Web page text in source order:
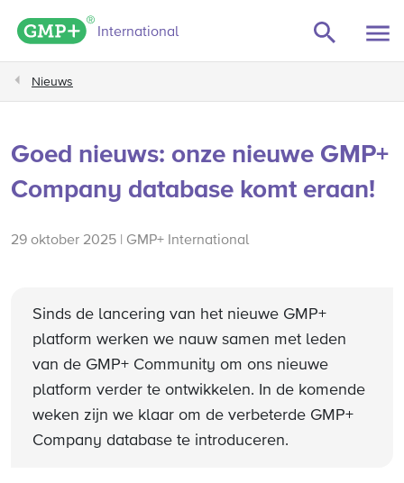
GMP+ logo
International
Nieuws
Goed nieuws: onze nieuwe GMP+
Company database komt eraan!
29 oktober 2025 | GMP+ International
Sinds de lancering van het nieuwe GMP+
platform werken we nauw samen met leden
van de GMP+ Community om ons nieuwe
platform verder te ontwikkelen. In de komende
weken zijn we klaar om de verbeterde GMP+
Company database te introduceren.